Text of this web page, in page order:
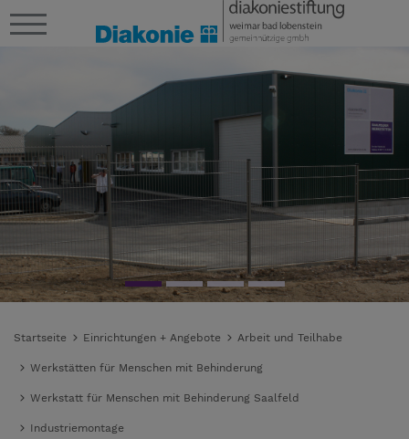
Startseite Einrichtungen + Angebote Arbeit und Teilhabe
Werkstätten für Menschen mit Behinderung
Werkstatt für Menschen mit Behinderung Saalfeld
Industriemontage